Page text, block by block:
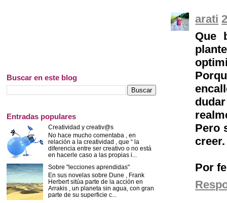
arati
Que
Pero
creer.
Por
Buscar en este blog
Entradas populares
Creatividad y creativ@s
No hace mucho comentaba , en
relación a la creatividad , que “ la
diferencia entre ser creativo o no está
en hacerle caso a las propias i...
Sobre "lecciones aprendidas"
En sus novelas sobre Dune , Frank
Herbert sitúa parte de la acción en
Arrakis , un planeta sin agua, con gran
parte de su superficie c...